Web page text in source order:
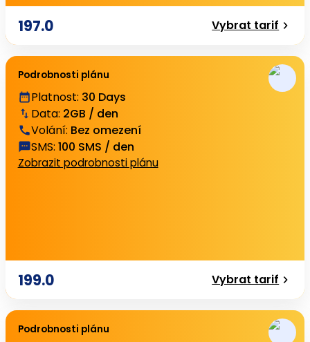
197.0 Vybrat tarif
Podrobnosti plánu
Platnost: 30 Days
Data: 2GB / den
Volání: Bez omezení
SMS: 100 SMS / den
Zobrazit podrobnosti plánu
199.0 Vybrat tarif
Podrobnosti plánu